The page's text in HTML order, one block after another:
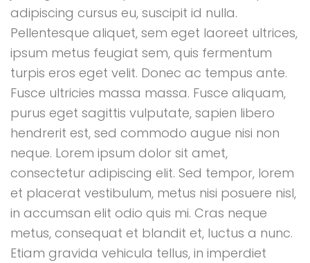
adipiscing cursus eu, suscipit id nulla.
Pellentesque aliquet, sem eget laoreet ultrices,
ipsum metus feugiat sem, quis fermentum
turpis eros eget velit. Donec ac tempus ante.
Fusce ultricies massa massa. Fusce aliquam,
purus eget sagittis vulputate, sapien libero
hendrerit est, sed commodo augue nisi non
neque. Lorem ipsum dolor sit amet,
consectetur adipiscing elit. Sed tempor, lorem
et placerat vestibulum, metus nisi posuere nisl,
in accumsan elit odio quis mi. Cras neque
metus, consequat et blandit et, luctus a nunc.
Etiam gravida vehicula tellus, in imperdiet